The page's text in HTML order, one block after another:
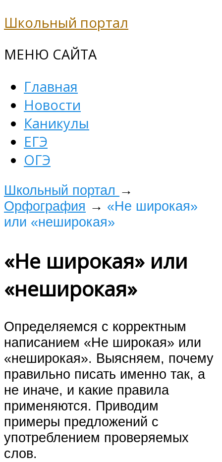
Школьный портал
МЕНЮ САЙТА
Главная
Новости
Каникулы
ЕГЭ
ОГЭ
Школьный портал →
Орфография → «Не широкая»
или «неширокая»
«Не широкая» или
«неширокая»
Определяемся с корректным
написанием «Не широкая» или
«неширокая». Выясняем, почему
правильно писать именно так, а
не иначе, и какие правила
применяются. Приводим
примеры предложений с
употреблением проверяемых
слов.